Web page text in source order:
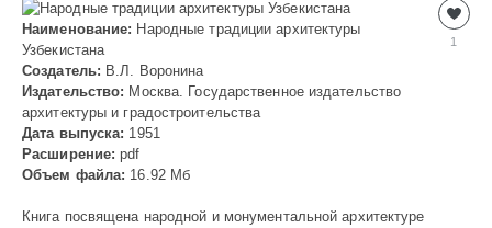
1
Наименование: Народные традиции архитектуры
Узбекистана
Создатель: В.Л. Воронина
Издательство: Москва. Государственное издательство
архитектуры и градостроительства
Дата выпуска: 1951
Расширение: pdf
Объем файла: 16.92 Мб
Книга посвящена народной и монументальной архитектуре